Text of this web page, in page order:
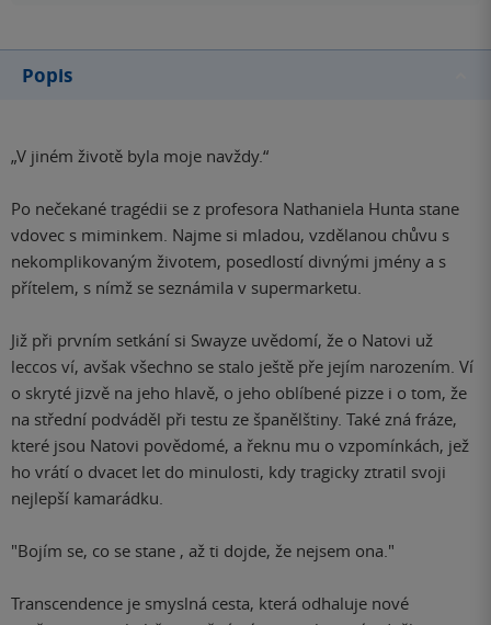
Popis
„V jiném životě byla moje navždy.“
Po nečekané tragédii se z profesora Nathaniela Hunta stane
vdovec s miminkem. Najme si mladou, vzdělanou chůvu s
nekomplikovaným životem, posedlostí divnými jmény a s
přítelem, s nímž se seznámila v supermarketu.
Již při prvním setkání si Swayze uvědomí, že o Natovi už
leccos ví, avšak všechno se stalo ještě pře jejím narozením. Ví
o skryté jizvě na jeho hlavě, o jeho oblíbené pizze i o tom, že
na střední podváděl při testu ze španělštiny. Také zná fráze,
které jsou Natovi povědomé, a řeknu mu o vzpomínkách, jež
ho vrátí o dvacet let do minulosti, kdy tragicky ztratil svoji
nejlepší kamarádku.
"Bojím se, co se stane , až ti dojde, že nejsem ona."
Transcendence je smyslná cesta, která odhaluje nové